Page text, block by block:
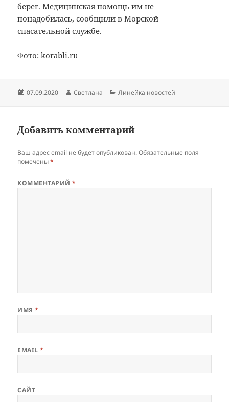
берег. Медицинская помощь им не
понадобилась, сообщили в Морской
спасательной службе.
Фото: korabli.ru
Опубликовано
07.09.2020 Автор
Светлана Рубрики
Линейка новостей
Добавить комментарий
Ваш адрес email не будет опубликован. Обязательные поля
помечены*
КОММЕНТАРИЙ*
ИМЯ*
EMAIL*
САЙТ